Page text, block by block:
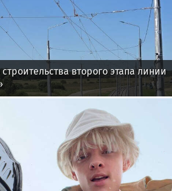
второго этапа линии